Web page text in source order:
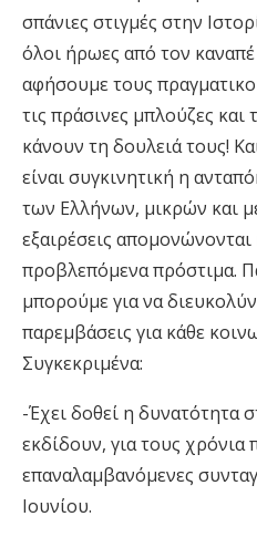
σπάνιες στιγμές στην
όλοι ήρωες από τον
αφήσουμε τους
τις πράσινες μπλούζες και
κάνουν τη δουλειά τους!
είναι συγκινητική η
των Ελλήνων, μικρών και
εξαιρέσεις
προβλεπόμενα πρόστιμα.
μπορούμε για να
παρεμβάσεις για κάθε
Συγκεκριμένα:
-Έχει δοθεί η δυνατότητα
εκδίδουν, για τους χρόνια
επαναλαμβανόμενες
Ιουνίου.